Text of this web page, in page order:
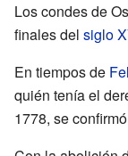
Los condes de
finales del siglo
En tiempos de
quién tenía el
1778, se